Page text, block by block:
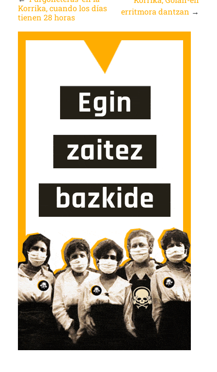
Korrika, cuando los días
tienen 28 horas
erritmora dantzan →